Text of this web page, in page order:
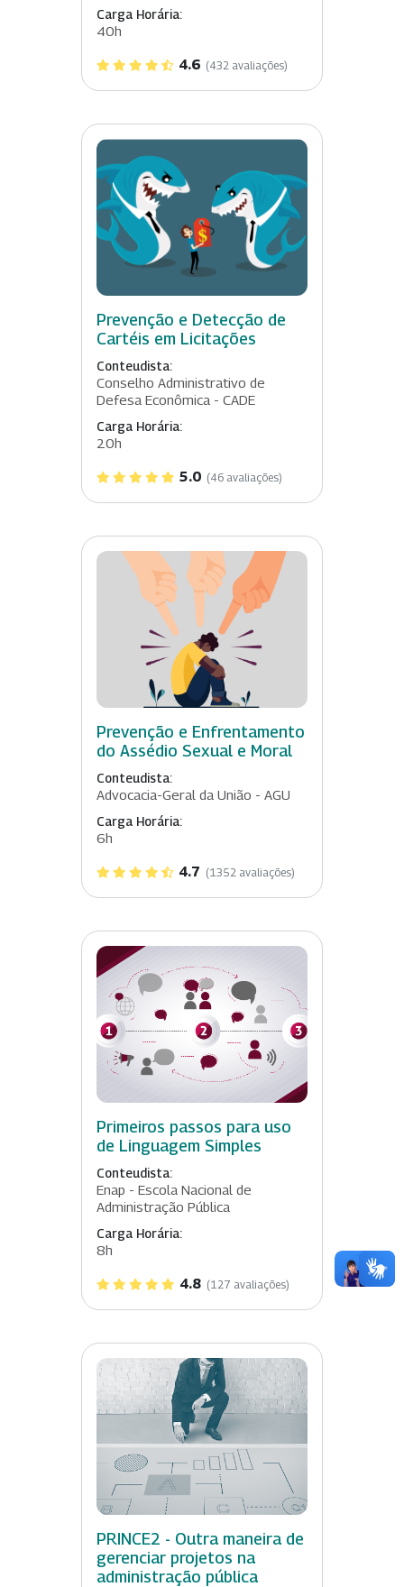
Carga Horária:
40h
4.6 (432 avaliações)
Prevenção e Detecção de
Cartéis em Licitações
Conteudista:
Conselho Administrativo de
Defesa Econômica - CADE
Carga Horária:
20h
5.0 (46 avaliações)
Prevenção e Enfrentamento
do Assédio Sexual e Moral
Conteudista:
Advocacia-Geral da União - AGU
Carga Horária:
6h
4.7 (1352 avaliações)
Primeiros passos para uso
de Linguagem Simples
Conteudista:
Enap - Escola Nacional de
Administração Pública
Carga Horária:
8h
4.8 (127 avaliações)
PRINCE2 - Outra maneira de
gerenciar projetos na
administração pública